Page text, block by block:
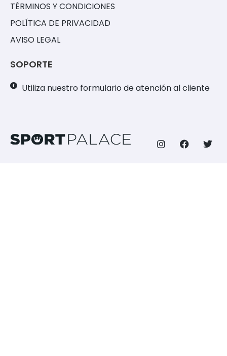
TÉRMINOS Y CONDICIONES
POLÍTICA DE PRIVACIDAD
AVISO LEGAL
SOPORTE
Utiliza nuestro formulario de atención al cliente